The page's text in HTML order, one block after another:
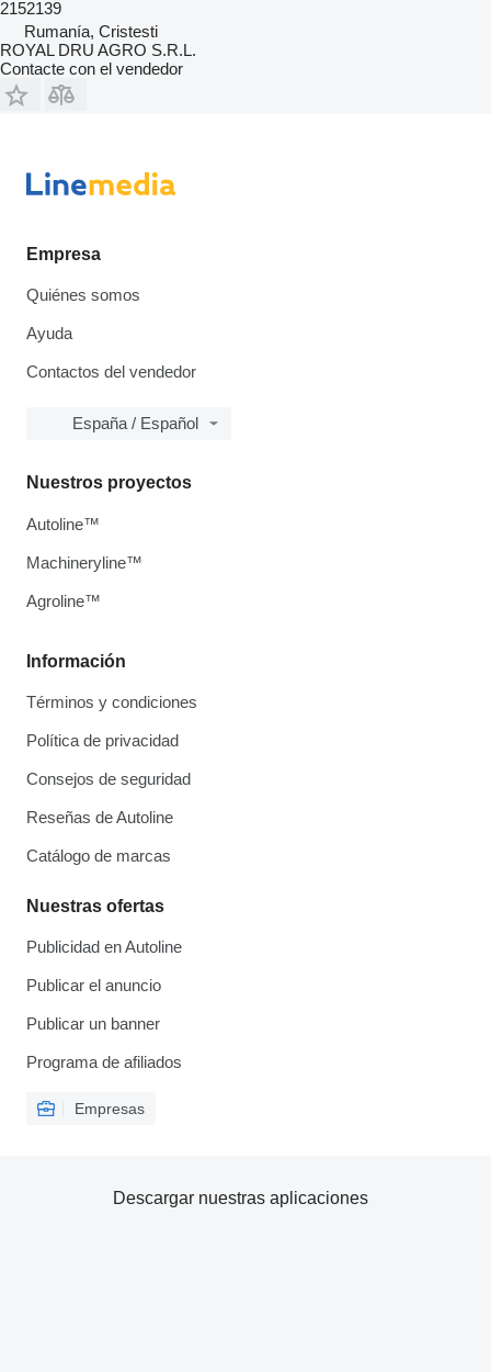
2152139
Rumanía, Cristesti
ROYAL DRU AGRO S.R.L.
Contacte con el vendedor
Empresa
Quiénes somos
Ayuda
Contactos del vendedor
España / Español
Información
Términos y condiciones
Política de privacidad
Consejos de seguridad
Reseñas de Autoline
Catálogo de marcas
Nuestras ofertas
Publicidad en Autoline
Publicar el anuncio
Publicar un banner
Programa de afiliados
Empresas
Nuestros proyectos
Autoline™
Machineryline™
Agroline™
Descargar nuestras aplicaciones